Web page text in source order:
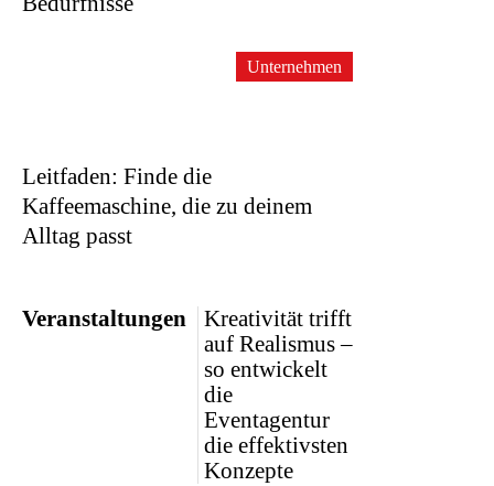
Leitfaden: Finde die
Kaffeemaschine, die zu deinem
Alltag passt
Unternehmen
Kreativität trifft
auf Realismus –
so entwickelt
die
Eventagentur
die effektivsten
Konzepte
Veranstaltungen